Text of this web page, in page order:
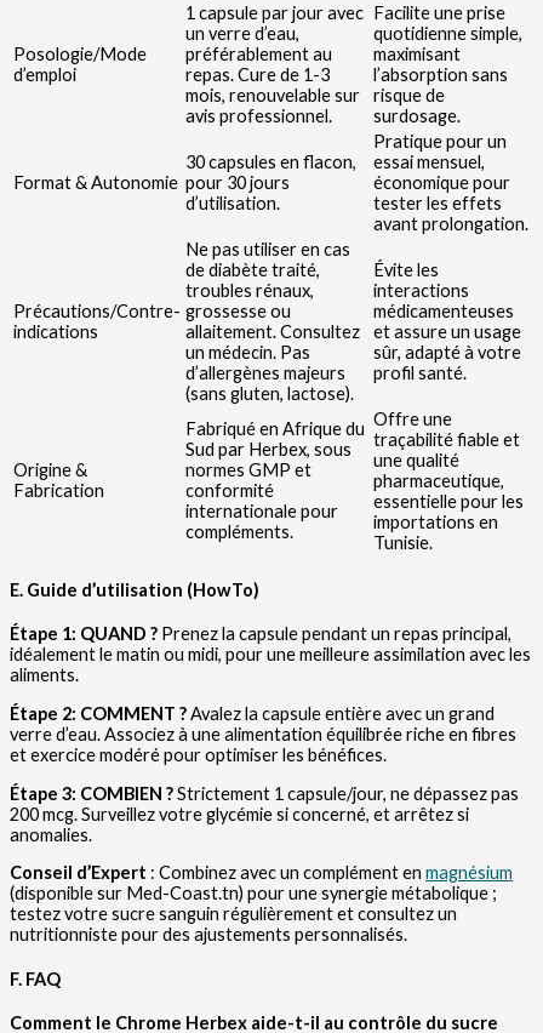
Posologie/Mode
d’emploi
1 capsule par jour avec
un verre d’eau,
préférablement au
repas. Cure de 1-3
mois, renouvelable sur
avis professionnel.
Facilite une prise
quotidienne simple,
maximisant
l’absorption sans
risque de
surdosage.
Format & Autonomie
30 capsules en flacon,
pour 30 jours
d’utilisation.
Pratique pour un
essai mensuel,
économique pour
tester les effets
avant prolongation.
Précautions/Contre-
indications
Ne pas utiliser en cas
de diabète traité,
troubles rénaux,
grossesse ou
allaitement. Consultez
un médecin. Pas
d’allergènes majeurs
(sans gluten, lactose).
Évite les
interactions
médicamenteuses
et assure un usage
sûr, adapté à votre
profil santé.
Origine &
Fabrication
Fabriqué en Afrique du
Sud par Herbex, sous
normes GMP et
conformité
internationale pour
compléments.
Offre une
traçabilité fiable et
une qualité
pharmaceutique,
essentielle pour les
importations en
Tunisie.
E. Guide d’utilisation (HowTo)
Étape 1: QUAND ? Prenez la capsule pendant un repas principal,
idéalement le matin ou midi, pour une meilleure assimilation avec les
aliments.
Étape 2: COMMENT ?Avalez la capsule entière avec un grand
verre d’eau. Associez à une alimentation équilibrée riche en fibres
et exercice modéré pour optimiser les bénéfices.
Étape 3: COMBIEN ?Strictement 1 capsule/jour, ne dépassez pas
200 mcg. Surveillez votre glycémie si concerné, et arrêtez si
anomalies.
Conseil d’Expert : Combinez avec un complément en magnésium
(disponible sur Med-Coast.tn) pour une synergie métabolique ;
testez votre sucre sanguin régulièrement et consultez un
nutritionniste pour des ajustements personnalisés.
F. FAQ
Comment le Chrome Herbex aide-t-il au contrôle du sucre